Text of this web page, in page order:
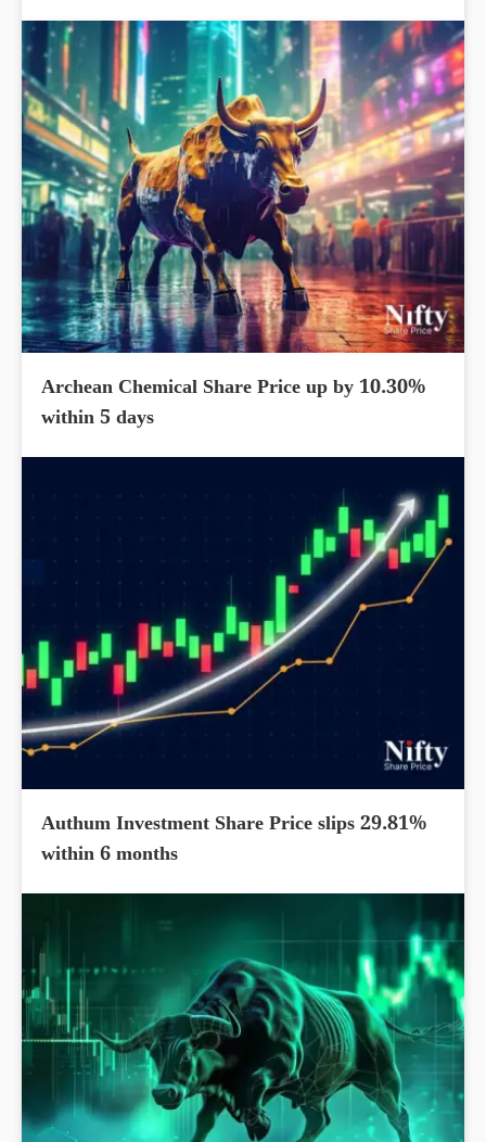
Archean Chemical Share Price up by 10.30%
within 5 days
Authum Investment Share Price slips 29.81%
within 6 months